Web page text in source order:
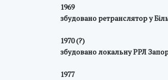
1969
збудовано ретранслятор у
1970 (?)
збудовано локальну РРЛ
1977